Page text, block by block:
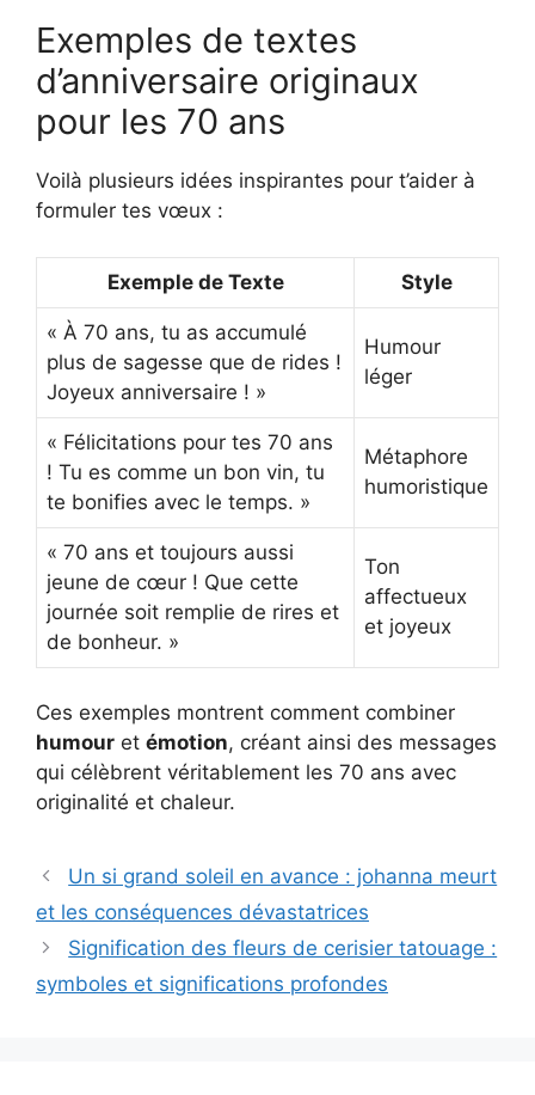
Exemples de textes
d’anniversaire originaux
pour les 70 ans
Voilà plusieurs idées inspirantes pour t’aider à
formuler tes vœux :
Exemple de Texte Style
« À 70 ans, tu as accumulé
plus de sagesse que de rides !
Joyeux anniversaire ! »
Humour
léger
« Félicitations pour tes 70 ans
! Tu es comme un bon vin, tu
te bonifies avec le temps. »
Métaphore
humoristique
« 70 ans et toujours aussi
jeune de cœur ! Que cette
journée soit remplie de rires et
de bonheur. »
Ton
affectueux
et joyeux
Ces exemples montrent comment combiner
humour et émotion, créant ainsi des messages
qui célèbrent véritablement les 70 ans avec
originalité et chaleur.
Un si grand soleil en avance : johanna meurt
et les conséquences dévastatrices
Signification des fleurs de cerisier tatouage :
symboles et significations profondes